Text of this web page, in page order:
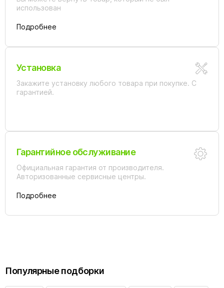
использован
Подробнее
Установка
Закажите установку любого товара при покупке. С
гарантией.
Гарантийное обслуживание
Официальная гарантия от производителя.
Авторизованные сервисные центры.
Подробнее
Популярные подборки